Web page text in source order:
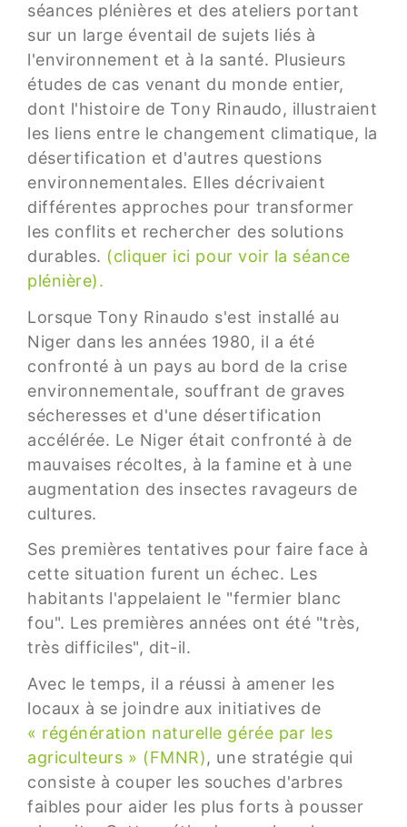
séances plénières et des ateliers portant
sur un large éventail de sujets liés à
l'environnement et à la santé. Plusieurs
études de cas venant du monde entier,
dont l'histoire de Tony Rinaudo, illustraient
les liens entre le changement climatique, la
désertification et d'autres questions
environnementales. Elles décrivaient
différentes approches pour transformer
les conflits et rechercher des solutions
durables. (cliquer ici pour voir la séance
plénière).
Lorsque Tony Rinaudo s'est installé au
Niger dans les années 1980, il a été
confronté à un pays au bord de la crise
environnementale, souffrant de graves
sécheresses et d'une désertification
accélérée. Le Niger était confronté à de
mauvaises récoltes, à la famine et à une
augmentation des insectes ravageurs de
cultures.
Ses premières tentatives pour faire face à
cette situation furent un échec. Les
habitants l'appelaient le "fermier blanc
fou". Les premières années ont été "très,
très difficiles", dit-il.
Avec le temps, il a réussi à amener les
locaux à se joindre aux initiatives de
« régénération naturelle gérée par les
agriculteurs » (FMNR), une stratégie qui
consiste à couper les souches d'arbres
faibles pour aider les plus forts à pousser